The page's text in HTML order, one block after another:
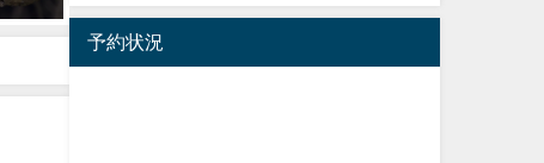
ドアカツグミ」
2026年3月25日
予約状況